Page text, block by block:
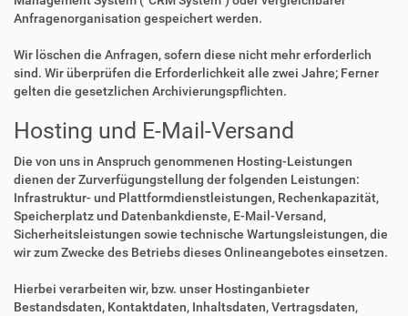
Anfragenorganisation gespeichert werden.
Wir löschen die Anfragen, sofern diese nicht mehr erforderlich
sind. Wir überprüfen die Erforderlichkeit alle zwei Jahre; Ferner
gelten die gesetzlichen Archivierungspflichten.
Hosting und E-Mail-Versand
Die von uns in Anspruch genommenen Hosting-Leistungen
dienen der Zurverfügungstellung der folgenden Leistungen:
Infrastruktur- und Plattformdienstleistungen, Rechenkapazität,
Speicherplatz und Datenbankdienste, E-Mail-Versand,
Sicherheitsleistungen sowie technische Wartungsleistungen, die
wir zum Zwecke des Betriebs dieses Onlineangebotes einsetzen.
Hierbei verarbeiten wir, bzw. unser Hostinganbieter
Bestandsdaten, Kontaktdaten, Inhaltsdaten, Vertragsdaten,